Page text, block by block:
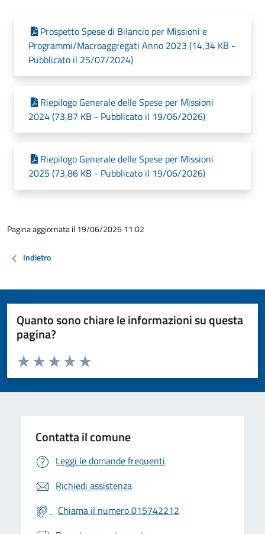
Prospetto Spese di Bilancio per Missioni e
Programmi/Macroaggregati Anno 2023 (14,34 KB -
Pubblicato il 25/07/2024)
Riepilogo Generale delle Spese per Missioni
2024 (73,87 KB - Pubblicato il 19/06/2026)
Riepilogo Generale delle Spese per Missioni
2025 (73,86 KB - Pubblicato il 19/06/2026)
Pagina aggiornata il 19/06/2026 11:02
Indietro
Quanto sono chiare le informazioni su questa
pagina?
Valuta da 1 a 5 stelle la pagina
Valuta 5 stelle su 5
Valuta 4 stelle su 5
Valuta 3 stelle su 5
Valuta 2 stelle su 5
Valuta 1 stelle su 5
Contatta il comune
Leggi le domande frequenti
Richiedi assistenza
Chiama il numero 015742212